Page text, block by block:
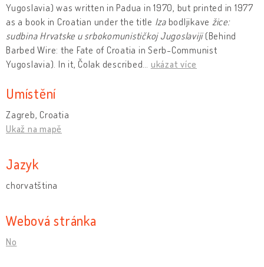
Yugoslavia) was written in Padua in 1970, but printed in 1977
as a book in Croatian under the title Iza bodljikave žice:
sudbina Hrvatske u srbokomunističkoj Jugoslaviji(Behind
Barbed Wire: the Fate of Croatia in Serb-Communist
Yugoslavia). In it, Čolak described
ukázat více
Umístění
Zagreb, Croatia
Ukaž na mapě
Jazyk
chorvatština
Webová stránka
No